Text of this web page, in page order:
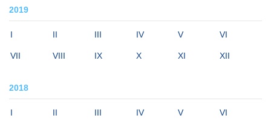
2019
I II III IV V VI
VII VIII IX X XI XII
2018
I II III IV V VI